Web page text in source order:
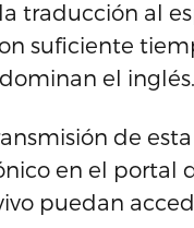
traducción al
suficiente
el inglés.
de
en el portal
puedan